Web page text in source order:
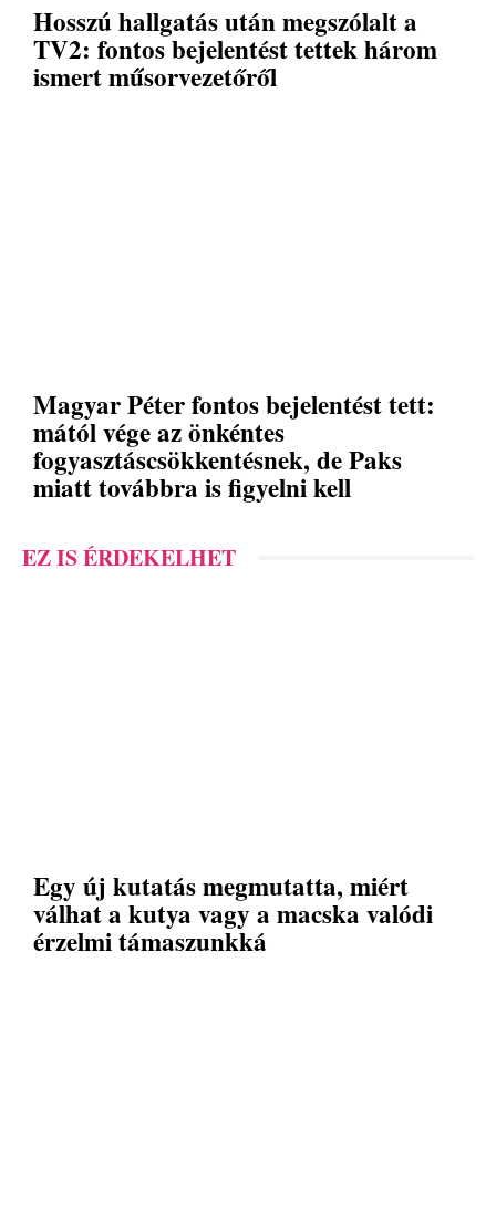
Hosszú hallgatás után megszólalt a
TV2: fontos bejelentést tettek három
ismert műsorvezetőről
Magyar Péter fontos bejelentést tett:
mától vége az önkéntes
fogyasztáscsökkentésnek, de Paks
miatt továbbra is figyelni kell
EZ IS ÉRDEKELHET
Egy új kutatás megmutatta, miért
válhat a kutya vagy a macska valódi
érzelmi támaszunkká